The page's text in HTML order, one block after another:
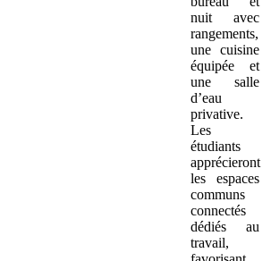
nuit avec
rangements,
une cuisine
équipée et
une salle
d’eau
privative.
Les
étudiants
apprécieront
les espaces
communs
connectés
dédiés au
travail,